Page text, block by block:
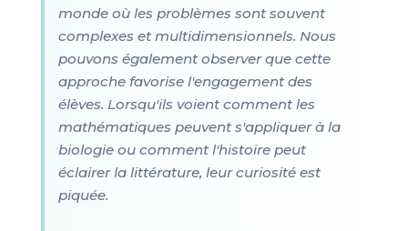
monde où les problèmes sont souvent
complexes et multidimensionnels. Nous
pouvons également observer que cette
approche favorise l'engagement des
élèves. Lorsqu'ils voient comment les
mathématiques peuvent s'appliquer à la
biologie ou comment l'histoire peut
éclairer la littérature, leur curiosité est
piquée.